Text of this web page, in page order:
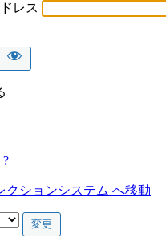
レス
ションシステム へ移動